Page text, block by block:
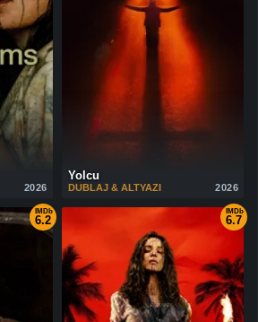
2026
Yolcu
2026
DUBLAJ & ALTYAZI
IMDb
6.2
IMDb
6.7